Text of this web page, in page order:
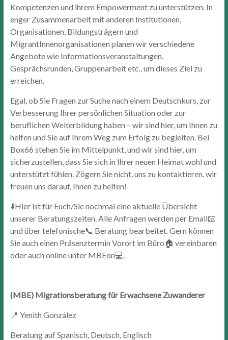
Kompetenzen und ihrem Empowerment zu unterstützen. In
enger Zusammenarbeit mit anderen Institutionen,
Organisationen, Bildungsträgern und
MigrantInnenorganisationen planen wir verschiedene
Angebote wie Informationsveranstaltungen,
Gesprächsrunden, Gruppenarbeit etc., um dieses Ziel zu
erreichen.
Egal, ob Sie Fragen zur Suche nach einem Deutschkurs, zur
Verbesserung Ihrer persönlichen Situation oder zur
beruflichen Weiterbildung haben – wir sind hier, um Ihnen zu
helfen und Sie auf Ihrem Weg zum Erfolg zu begleiten. Bei
Box66 stehen Sie im Mittelpunkt, und wir sind hier, um
sicherzustellen, dass Sie sich in Ihrer neuen Heimat wohl und
unterstützt fühlen. Zögern Sie nicht, uns zu kontaktieren, wir
freuen uns darauf, Ihnen zu helfen!
⬇️Hier ist für Euch/Sie nochmal eine aktuelle Übersicht
unserer Beratungszeiten. Alle Anfragen werden per Email📧
und über telefonische📞 Beratung bearbeitet. Gern können
Sie auch einen Präsenztermin Vorort im Büro🏠 vereinbaren
oder auch online unter MBEon💻.
(MBE) Migrationsberatung für Erwachsene Zuwanderer
📍 Yenith González
Beratung auf Spanisch, Deutsch, Englisch